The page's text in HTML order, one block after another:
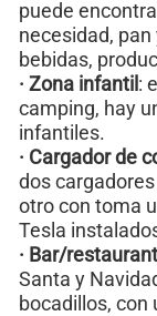
puede
necesidad,
bebidas,
· Zona infantil:
camping, hay
infantiles.
· Cargador de
dos
otro con toma
Tesla
· Bar/
Santa y
bocadillos, con